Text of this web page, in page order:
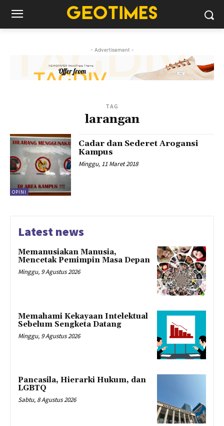
- Advertisement -
TAG
larangan
OPINI
Cadar dan Sederet Arogansi
Kampus
Minggu, 11 Maret 2018
Latest news
Memanusiakan Manusia,
Mencetak Pemimpin Masa Depan
Minggu, 9 Agustus 2026
Memahami Kekayaan Intelektual
Sebelum Sengketa Datang
Minggu, 9 Agustus 2026
Pancasila, Hierarki Hukum, dan
LGBTQ
Sabtu, 8 Agustus 2026